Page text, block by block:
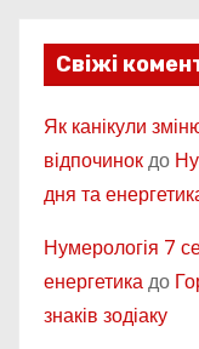
Свіжі
Як канікули
відпочинокдо
дня та
Нумерологія 7
енергетикадо
знаків зодіаку